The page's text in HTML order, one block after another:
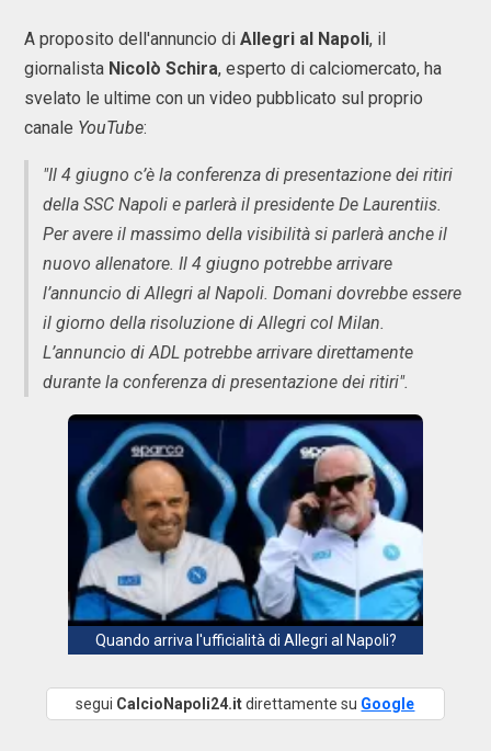
A proposito dell'annuncio di Allegri al Napoli, il
giornalista Nicolò Schira, esperto di calciomercato, ha
svelato le ultime con un video pubblicato sul proprio
canale YouTube:
"Il 4 giugno c’è la conferenza di presentazione dei ritiri
della SSC Napoli e parlerà il presidente De Laurentiis.
Per avere il massimo della visibilità si parlerà anche il
nuovo allenatore. Il 4 giugno potrebbe arrivare
l’annuncio di Allegri al Napoli. Domani dovrebbe essere
il giorno della risoluzione di Allegri col Milan.
L’annuncio di ADL potrebbe arrivare direttamente
durante la conferenza di presentazione dei ritiri".
Quando arriva l'ufficialità di Allegri al Napoli?
segui CalcioNapoli24.itdirettamente su Google